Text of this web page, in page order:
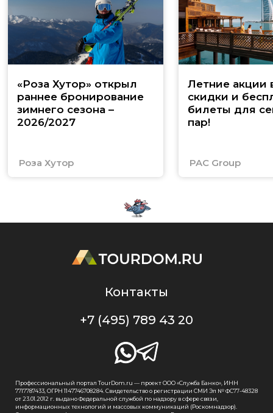
«Роза Хутор» открыл
раннее бронирование
зимнего сезона –
2026/2027
Роза Хутор
Летние акции
скидки и
билеты для
пар!
PAC Group
Контакты
+7 (495) 789 43 20
Профессиональный портал TourDom.ru — проект ООО «Служба Банко», ИНН
7717787433, ОГРН 1147746708284. Свидетельство о регистрации СМИ Эл № ФС77-48328
от 23.01.2012 г. выдано Федеральной службой по надзору в сфере связи,
информационных технологий и массовых коммуникаций (Роскомнадзор).